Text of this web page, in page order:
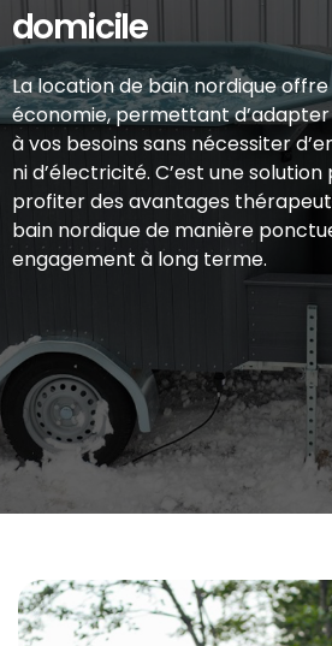
domicile
La location de bain nordique
économie, permettant d’adapter
à vos besoins sans nécessiter
ni d’électricité. C’est une
profiter des avantages
bain nordique de manière
engagement à long terme.